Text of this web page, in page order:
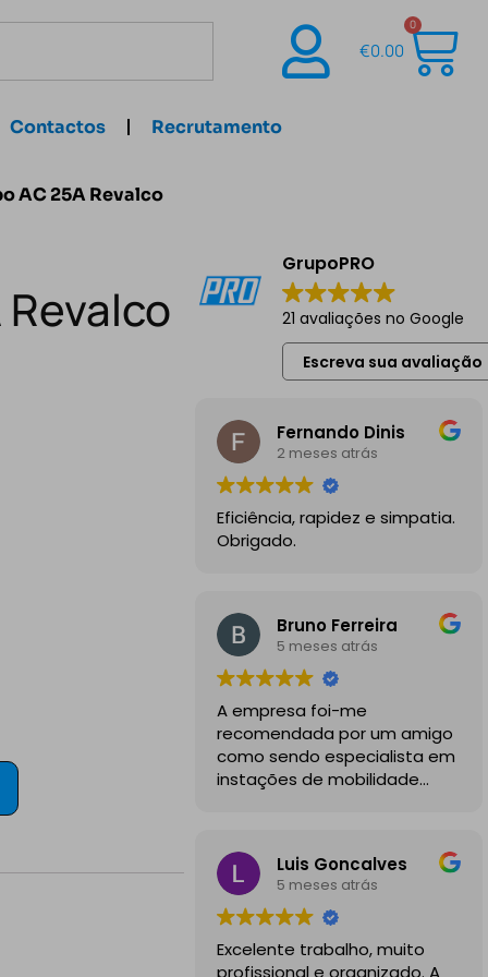
€0.00
0
Contactos Recrutamento
AC 25A Revalco
GrupoPRO
21 avaliações no Google
Escreva sua avaliação
Fernando Dinis
2 meses atrás
Eficiência, rapidez e simpatia.
Obrigado.
Bruno Ferreira
5 meses atrás
A empresa foi-me
recomendada por um amigo
como sendo especialista em
instações de mobilidade
profissionais, comunicativos e
disponiveis para todas as
minhas dúvidas.
A instalação de tomada
reforçada em garagem
Luis Goncalves
5 meses atrás
Excelente trabalho, muito
profissional e organizado. A